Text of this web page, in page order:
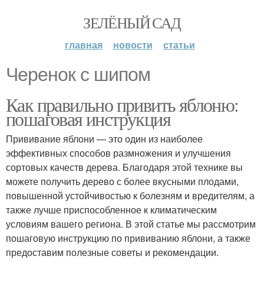
ЗЕЛЁНЫЙ САД
главная новости статьи
Черенок с шипом
Как правильно привить яблоню:
пошаговая инструкция
Прививание яблони — это один из наиболее
эффективных способов размножения и улучшения
сортовых качеств дерева. Благодаря этой технике вы
можете получить дерево с более вкусными плодами,
повышенной устойчивостью к болезням и вредителям, а
также лучше приспособленное к климатическим
условиям вашего региона. В этой статье мы рассмотрим
пошаговую инструкцию по прививанию яблони, а также
предоставим полезные советы и рекомендации.